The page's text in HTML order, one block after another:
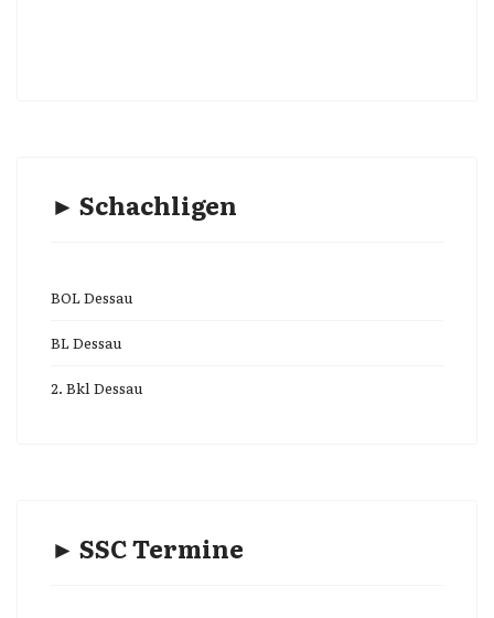
► Schachligen
BOL Dessau
BL Dessau
2. Bkl Dessau
► SSC Termine